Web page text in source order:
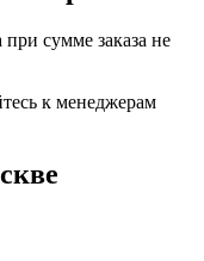
сумме заказа не
к менеджерам